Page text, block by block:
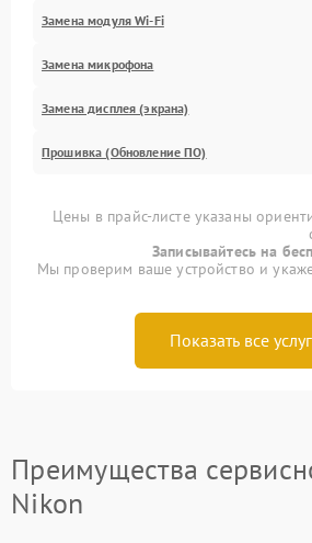
Замена модуля Wi-Fi
Замена микрофона
Замена дисплея (экрана)
Прошивка (Обновление ПО)
Цены в прайс-листе указаны
Записывайтесь на
Мы проверим ваше устройство и
Показать все
Преимущества
Nikon